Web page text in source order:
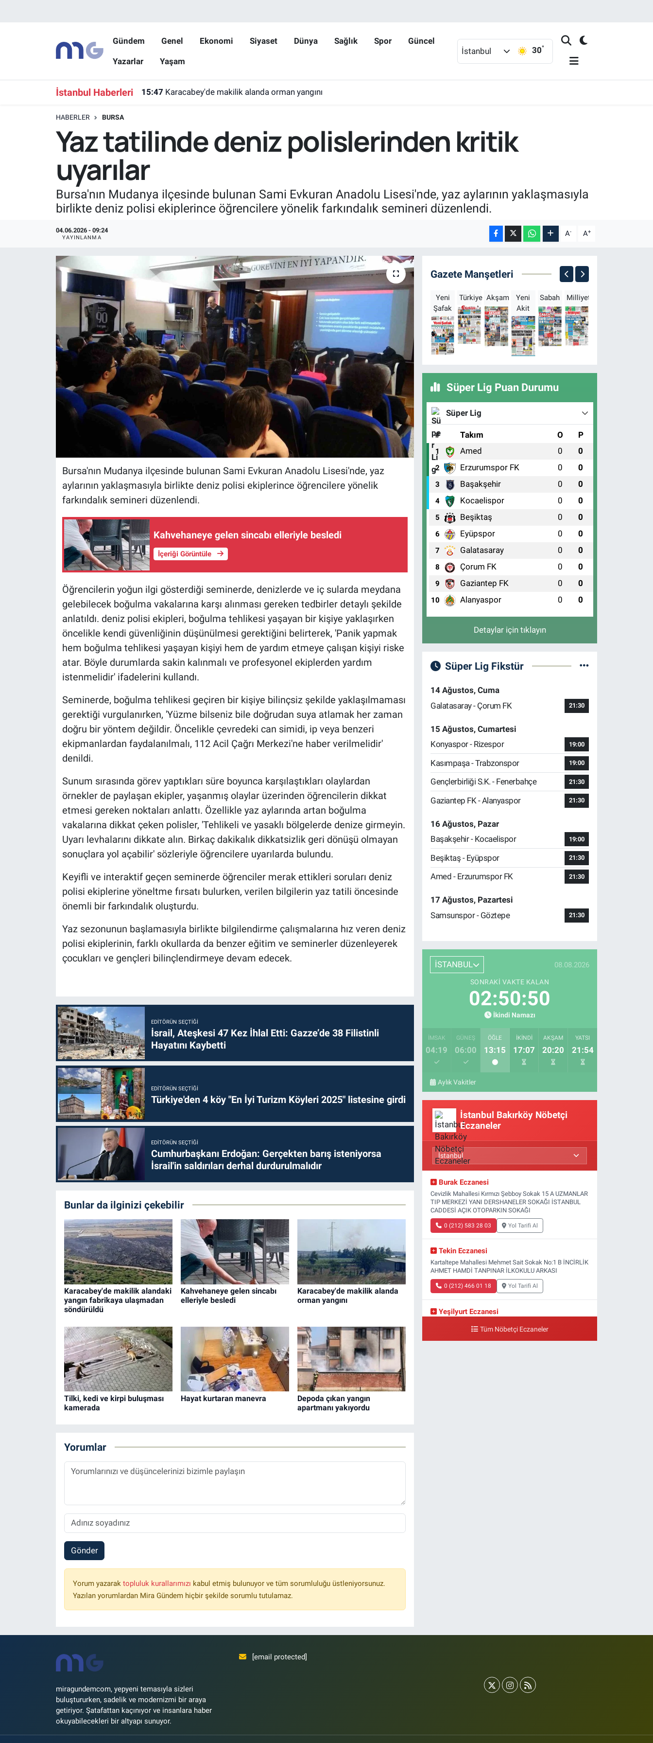
Gündem Genel Ekonomi Siyaset Dünya Sağlık Spor Güncel
Yazarlar Yaşam
İstanbul 30°
İstanbul Haberleri 15:47 Karacabey'de makilik alanda orman yangını
HABERLER BURSA
Yaz tatilinde deniz polislerinden kritik
uyarılar
Bursa'nın Mudanya ilçesinde bulunan Sami Evkuran Anadolu Lisesi'nde, yaz aylarının yaklaşmasıyla
birlikte deniz polisi ekiplerince öğrencilere yönelik farkındalık semineri düzenlendi.
04.06.2026 - 09:24
YAYINLANMA A- A+
Bursa'nın Mudanya ilçesinde bulunan Sami Evkuran Anadolu Lisesi'nde, yaz
aylarının yaklaşmasıyla birlikte deniz polisi ekiplerince öğrencilere yönelik
farkındalık semineri düzenlendi.
Kahvehaneye gelen sincabı elleriyle besledi
İçeriği Görüntüle
Öğrencilerin yoğun ilgi gösterdiği seminerde, denizlerde ve iç sularda meydana
gelebilecek boğulma vakalarına karşı alınması gereken tedbirler detaylı şekilde
anlatıldı. deniz polisi ekipleri, boğulma tehlikesi yaşayan bir kişiye yaklaşırken
öncelikle kendi güvenliğinin düşünülmesi gerektiğini belirterek, 'Panik yapmak
hem boğulma tehlikesi yaşayan kişiyi hem de yardım etmeye çalışan kişiyi riske
atar. Böyle durumlarda sakin kalınmalı ve profesyonel ekiplerden yardım
istenmelidir' ifadelerini kullandı.
Seminerde, boğulma tehlikesi geçiren bir kişiye bilinçsiz şekilde yaklaşılmaması
gerektiği vurgulanırken, 'Yüzme bilseniz bile doğrudan suya atlamak her zaman
doğru bir yöntem değildir. Öncelikle çevredeki can simidi, ip veya benzeri
ekipmanlardan faydalanılmalı, 112 Acil Çağrı Merkezi'ne haber verilmelidir'
denildi.
Sunum sırasında görev yaptıkları süre boyunca karşılaştıkları olaylardan
örnekler de paylaşan ekipler, yaşanmış olaylar üzerinden öğrencilerin dikkat
etmesi gereken noktaları anlattı. Özellikle yaz aylarında artan boğulma
vakalarına dikkat çeken polisler, 'Tehlikeli ve yasaklı bölgelerde denize girmeyin.
Uyarı levhalarını dikkate alın. Birkaç dakikalık dikkatsizlik geri dönüşü olmayan
sonuçlara yol açabilir' sözleriyle öğrencilere uyarılarda bulundu.
Keyifli ve interaktif geçen seminerde öğrenciler merak ettikleri soruları deniz
polisi ekiplerine yöneltme fırsatı bulurken, verilen bilgilerin yaz tatili öncesinde
önemli bir farkındalık oluşturdu.
Yaz sezonunun başlamasıyla birlikte bilgilendirme çalışmalarına hız veren deniz
polisi ekiplerinin, farklı okullarda da benzer eğitim ve seminerler düzenleyerek
çocukları ve gençleri bilinçlendirmeye devam edecek.
EDITÖRÜN SEÇTIĞI
İsrail, Ateşkesi 47 Kez İhlal Etti: Gazze’de 38 Filistinli
Hayatını Kaybetti
EDITÖRÜN SEÇTIĞI
Türkiye'den 4 köy "En İyi Turizm Köyleri 2025" listesine girdi
EDITÖRÜN SEÇTIĞI
Cumhurbaşkanı Erdoğan: Gerçekten barış isteniyorsa
İsrail'in saldırıları derhal durdurulmalıdır
Bunlar da ilginizi çekebilir
Karacabey'de makilik alandaki
yangın fabrikaya ulaşmadan
söndürüldü
Kahvehaneye gelen sincabı
elleriyle besledi
Karacabey'de makilik alanda
orman yangını
Tilki, kedi ve kirpi buluşması
kamerada
Hayat kurtaran manevra
Depoda çıkan yangın
apartmanı yakıyordu
Yorumlar
Gönder
Yorum yazarak topluluk kurallarımızı kabul etmiş bulunuyor ve tüm sorumluluğu üstleniyorsunuz.
Yazılan yorumlardan Mira Gündem hiçbir şekilde sorumlu tutulamaz.
Gazete Manşetleri
Yeni
Şafak
Türkiye Akşam
Yeni
Akit
Sabah Milliyet
Süper Lig Puan Durumu
Süper Lig
# Takım O P
1 Amed 0 0
2 Erzurumspor FK 0 0
3 Başakşehir 0 0
4 Kocaelispor 0 0
5 Beşiktaş 0 0
6 Eyüpspor 0 0
7 Galatasaray 0 0
8 Çorum FK 0 0
9 Gaziantep FK 0 0
10 Alanyaspor 0 0
Detaylar için tıklayın
Süper Lig Fikstür
14 Ağustos, Cuma
Galatasaray - Çorum FK
21:30
15 Ağustos, Cumartesi
Konyaspor - Rizespor
19:00
Kasımpaşa - Trabzonspor 19:00
Gençlerbirliği S.K. - Fenerbahçe 21:30
Gaziantep FK - Alanyaspor 21:30
16 Ağustos, Pazar
Başakşehir - Kocaelispor
19:00
Beşiktaş - Eyüpspor 21:30
Amed - Erzurumspor FK 21:30
17 Ağustos, Pazartesi
Samsunspor - Göztepe
21:30
İSTANBUL 08.08.2026
SONRAKI VAKTE KALAN
02:50:49
İkindi Namazı
İMSAK
04:19
GÜNEŞ
06:00
ÖĞLE
13:15
İKINDI
17:07
AKŞAM
20:20
YATSI
21:54
Aylık Vakitler
İstanbul Bakırköy Nöbetçi
Eczaneler
Burak Eczanesi
Cevizlik Mahallesi Kırmızı Şebboy Sokak 15 A UZMANLAR
TIP MERKEZİ YANI DERSHANELER SOKAĞI İSTANBUL
CADDESİ AÇIK OTOPARKIN SOKAĞI
0 (212) 583 28 03 Yol Tarifi Al
Tekin Eczanesi
Kartaltepe Mahallesi Mehmet Sait Sokak No:1 B İNCİRLİK
AHMET HAMDİ TANPINAR İLKOKULU ARKASI
0 (212) 466 01 18 Yol Tarifi Al
Yeşilyurt Eczanesi
Tüm Nöbetçi Eczaneler
miragundemcom, yepyeni temasıyla sizleri
buluştururken, sadelik ve modernizmi bir araya
getiriyor. Şatafattan kaçınıyor ve insanlara haber
okuyabilecekleri bir altyapı sunuyor.
[email protected]
Hava Durumu
İstanbul Namaz Vakitleri
Süper Lig Puan Durumu ve Fikstür
Son Dakika Haberleri
Haber Arşivi